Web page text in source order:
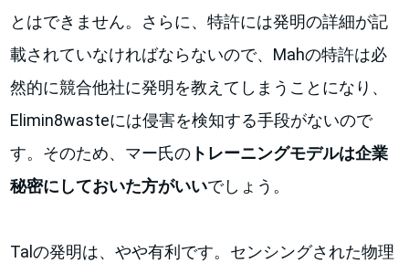
とはできません。さらに、特許には発明の詳細が記
載されていなければならないので、Mahの特許は必
然的に競合他社に発明を教えてしまうことになり、
Elimin8wasteには侵害を検知する手段がないので
す。そのため、マー氏の トレーニングモデルは企業
秘密にしておいた方がいいでしょう。
Talの発明は、やや有利です。センシングされた物理